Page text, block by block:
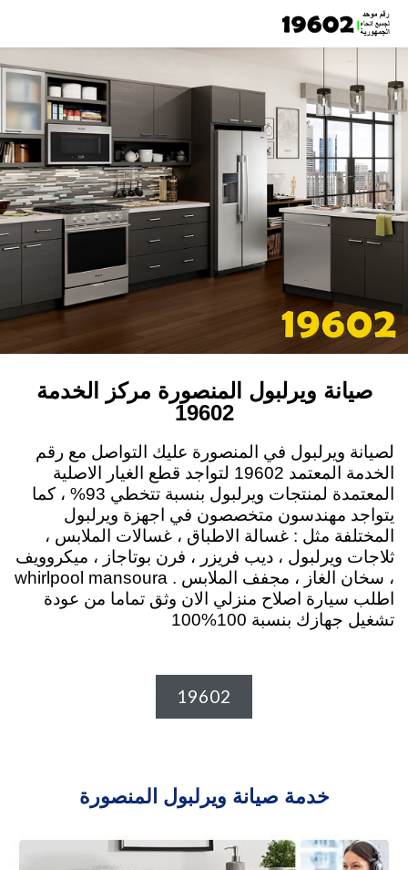
صيانة ويرلبول المنصورة مركز الخدمة
19602
لصيانة ويرلبول في المنصورة عليك التواصل مع رقم
الخدمة المعتمد 19602 لتواجد قطع الغيار الاصلية
المعتمدة لمنتجات ويرلبول بنسبة تتخطي 93% ، كما
يتواجد مهندسون متخصصون في اجهزة ويرلبول
المختلفة مثل : غسالة الاطباق ، غسالات الملابس ،
ثلاجات ويرلبول ، ديب فريزر ، فرن بوتاجاز ، ميكروويف
، سخان الغاز ، مجفف الملابس . whirlpool mansoura
اطلب سيارة اصلاح منزلي الان وثق تماما من عودة
تشغيل جهازك بنسبة 100%100
19602
خدمة صيانة ويرلبول المنصورة